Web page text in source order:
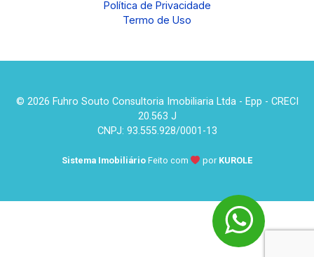
Política de Privacidade
Termo de Uso
© 2026 Fuhro Souto Consultoria Imobiliaria Ltda - Epp - CRECI
20.563 J
CNPJ: 93.555.928/0001-13
Sistema Imobiliário Feito com por KUROLE